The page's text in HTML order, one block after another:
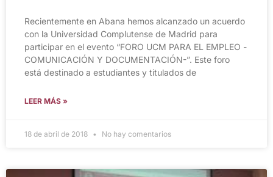
Recientemente en Abana hemos alcanzado un acuerdo
con la Universidad Complutense de Madrid para
participar en el evento “FORO UCM PARA EL EMPLEO -
COMUNICACIÓN Y DOCUMENTACIÓN-”. Este foro
está destinado a estudiantes y titulados de
LEER MÁS »
18 de abril de 2018 No hay comentarios